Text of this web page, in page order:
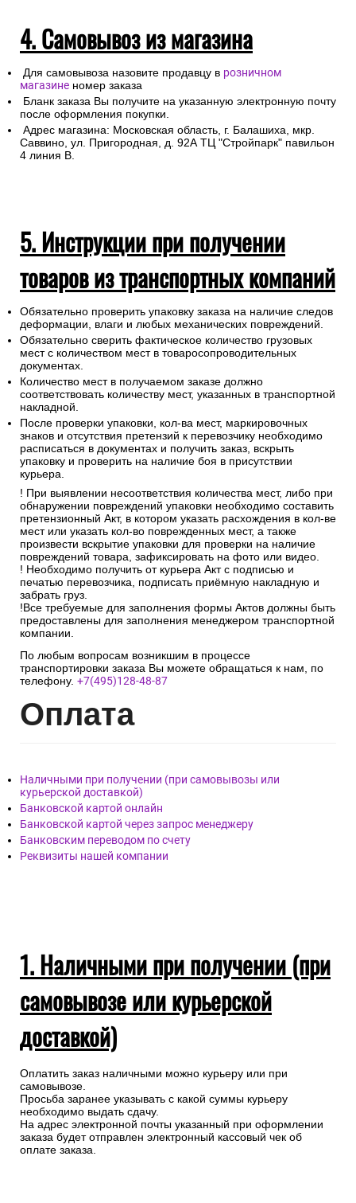
4. Самовывоз из магазина
Для самовывоза назовите продавцу в розничном
магазине номер заказа
Бланк заказа Вы получите на указанную электронную почту
после оформления покупки.
Адрес магазина: Московская область, г. Балашиха, мкр.
Саввино, ул. Пригородная, д. 92А ТЦ "Стройпарк" павильон
4 линия В.
5. Инструкции при получении
товаров из транспортных компаний
Обязательно проверить упаковку заказа на наличие следов
деформации, влаги и любых механических повреждений.
Обязательно сверить фактическое количество грузовых
мест с количеством мест в товаросопроводительных
документах.
Количество мест в получаемом заказе должно
соответствовать количеству мест, указанных в транспортной
накладной.
После проверки упаковки, кол-ва мест, маркировочных
знаков и отсутствия претензий к перевозчику необходимо
расписаться в документах и получить заказ, вскрыть
упаковку и проверить на наличие боя в присутствии
курьера.
! При выявлении несоответствия количества мест, либо при
обнаружении повреждений упаковки необходимо составить
претензионный Акт, в котором указать расхождения в кол-ве
мест или указать кол-во поврежденных мест, а также
произвести вскрытие упаковки для проверки на наличие
повреждений товара, зафиксировать на фото или видео.
! Необходимо получить от курьера Акт с подписью и
печатью перевозчика, подписать приёмную накладную и
забрать груз.
!Все требуемые для заполнения формы Актов должны быть
предоставлены для заполнения менеджером транспортной
компании.
По любым вопросам возникшим в процессе
транспортировки заказа Вы можете обращаться к нам, по
телефону. +7(495)128-48-87
Оплата
Наличными при получении (при самовывозы или
курьерской доставкой)
Банковской картой онлайн
Банковской картой через запрос менеджеру
Банковским переводом по счету
Реквизиты нашей компании
1. Наличными при получении (при
самовывозе или курьерской
доставкой)
Оплатить заказ наличными можно курьеру или при
самовывозе.
Просьба заранее указывать с какой суммы курьеру
необходимо выдать сдачу.
На адрес электронной почты указанный при оформлении
заказа будет отправлен электронный кассовый чек об
оплате заказа.